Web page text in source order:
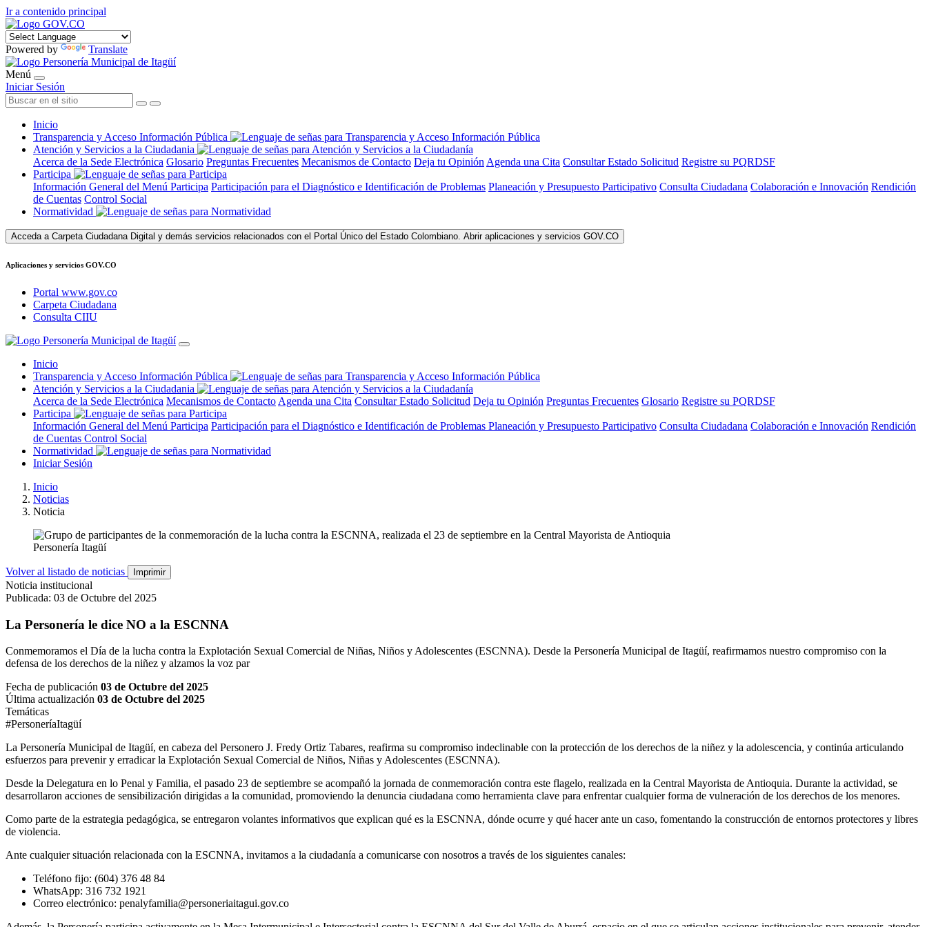
Ir a contenido principal
Powered by Translate
Menú
Iniciar Sesión
Inicio
Transparencia y Acceso Información Pública
Atención y Servicios a la Ciudadania
Acerca de la Sede Electrónica Glosario Preguntas Frecuentes Mecanismos de Contacto Deja tu Opinión Agenda una Cita Consultar Estado Solicitud Registre su PQRDSF
Participa
Información General del Menú Participa Participación para el Diagnóstico e Identificación de Problemas Planeación y Presupuesto Participativo Consulta Ciudadana Colaboración e Innovación Rendición
de Cuentas Control Social
Normatividad
Acceda a Carpeta Ciudadana Digital y demás servicios relacionados con el Portal Único del Estado Colombiano. Abrir aplicaciones y servicios GOV.CO
Aplicaciones y servicios GOV.CO
Portal www.gov.co
Carpeta Ciudadana
Consulta CIIU
Inicio
Transparencia y Acceso Información Pública
Atención y Servicios a la Ciudadania
Acerca de la Sede Electrónica Mecanismos de Contacto Agenda una Cita Consultar Estado Solicitud Deja tu Opinión Preguntas Frecuentes Glosario Registre su PQRDSF
Participa
Información General del Menú Participa Participación para el Diagnóstico e Identificación de Problemas Planeación y Presupuesto Participativo Consulta Ciudadana Colaboración e Innovación Rendición
de Cuentas Control Social
Normatividad
Iniciar Sesión
Inicio
Noticias
Noticia
Personería Itagüí
Volver al listado de noticias Imprimir
Noticia institucional
Publicada: 03 de Octubre del 2025
La Personería le dice NO a la ESCNNA
Conmemoramos el Día de la lucha contra la Explotación Sexual Comercial de Niñas, Niños y Adolescentes (ESCNNA). Desde la Personería Municipal de Itagüí, reafirmamos nuestro compromiso con la
defensa de los derechos de la niñez y alzamos la voz par
Fecha de publicación 03 de Octubre del 2025
Última actualización 03 de Octubre del 2025
Temáticas
#PersoneríaItagüí
La Personería Municipal de Itagüí, en cabeza del Personero J. Fredy Ortiz Tabares, reafirma su compromiso indeclinable con la protección de los derechos de la niñez y la adolescencia, y continúa articulando
esfuerzos para prevenir y erradicar la Explotación Sexual Comercial de Niños, Niñas y Adolescentes (ESCNNA).
Desde la Delegatura en lo Penal y Familia, el pasado 23 de septiembre se acompañó la jornada de conmemoración contra este flagelo, realizada en la Central Mayorista de Antioquia. Durante la actividad, se
desarrollaron acciones de sensibilización dirigidas a la comunidad, promoviendo la denuncia ciudadana como herramienta clave para enfrentar cualquier forma de vulneración de los derechos de los menores.
Como parte de la estrategia pedagógica, se entregaron volantes informativos que explican qué es la ESCNNA, dónde ocurre y qué hacer ante un caso, fomentando la construcción de entornos protectores y libres
de violencia.
Ante cualquier situación relacionada con la ESCNNA, invitamos a la ciudadanía a comunicarse con nosotros a través de los siguientes canales:
Teléfono fijo: (604) 376 48 84
WhatsApp: 316 732 1921
Correo electrónico: penalyfamilia@personeriaitagui.gov.co